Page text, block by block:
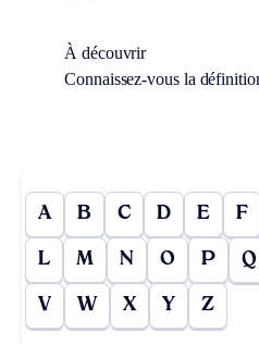
À découvrir
Connaissez-vous la
A B C D E F
L M N O P Q
V W X Y Z